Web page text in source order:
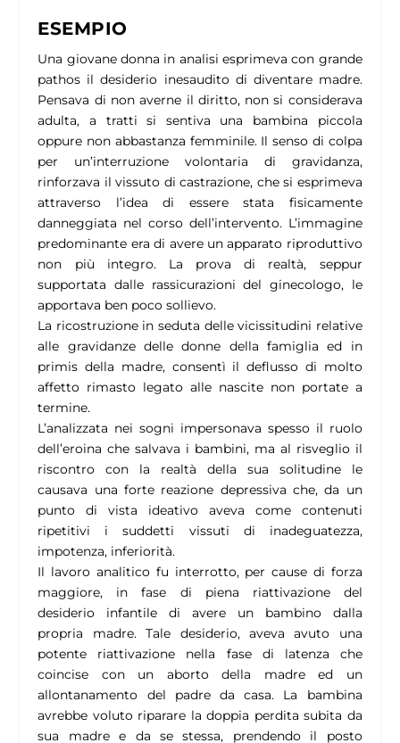
ESEMPIO
Una giovane donna in analisi esprimeva con grande
pathos il desiderio inesaudito di diventare madre.
Pensava di non averne il diritto, non si considerava
adulta, a tratti si sentiva una bambina piccola
oppure non abbastanza femminile. Il senso di colpa
per un’interruzione volontaria di gravidanza,
rinforzava il vissuto di castrazione, che si esprimeva
attraverso l’idea di essere stata fisicamente
danneggiata nel corso dell’intervento. L’immagine
predominante era di avere un apparato riproduttivo
non più integro. La prova di realtà, seppur
supportata dalle rassicurazioni del ginecologo, le
apportava ben poco sollievo.
La ricostruzione in seduta delle vicissitudini relative
alle gravidanze delle donne della famiglia ed in
primis della madre, consentì il deflusso di molto
affetto rimasto legato alle nascite non portate a
termine.
L’analizzata nei sogni impersonava spesso il ruolo
dell’eroina che salvava i bambini, ma al risveglio il
riscontro con la realtà della sua solitudine le
causava una forte reazione depressiva che, da un
punto di vista ideativo aveva come contenuti
ripetitivi i suddetti vissuti di inadeguatezza,
impotenza, inferiorità.
Il lavoro analitico fu interrotto, per cause di forza
maggiore, in fase di piena riattivazione del
desiderio infantile di avere un bambino dalla
propria madre. Tale desiderio, aveva avuto una
potente riattivazione nella fase di latenza che
coincise con un aborto della madre ed un
allontanamento del padre da casa. La bambina
avrebbe voluto riparare la doppia perdita subita da
sua madre e da se stessa, prendendo il posto